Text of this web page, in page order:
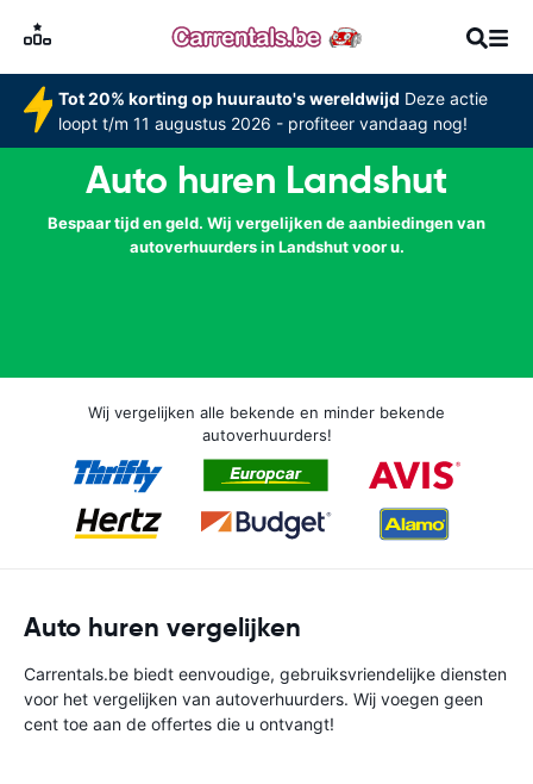
Tot 20% korting op huurauto's wereldwijd Deze actie
loopt t/m 11 augustus 2026 - profiteer vandaag nog!
Auto huren Landshut
Bespaar tijd en geld. Wij vergelijken de aanbiedingen van
autoverhuurders in Landshut voor u.
Wij vergelijken alle bekende en minder bekende
autoverhuurders!
Auto huren vergelijken
Carrentals.be biedt eenvoudige, gebruiksvriendelijke diensten
voor het vergelijken van autoverhuurders. Wij voegen geen
cent toe aan de offertes die u ontvangt!